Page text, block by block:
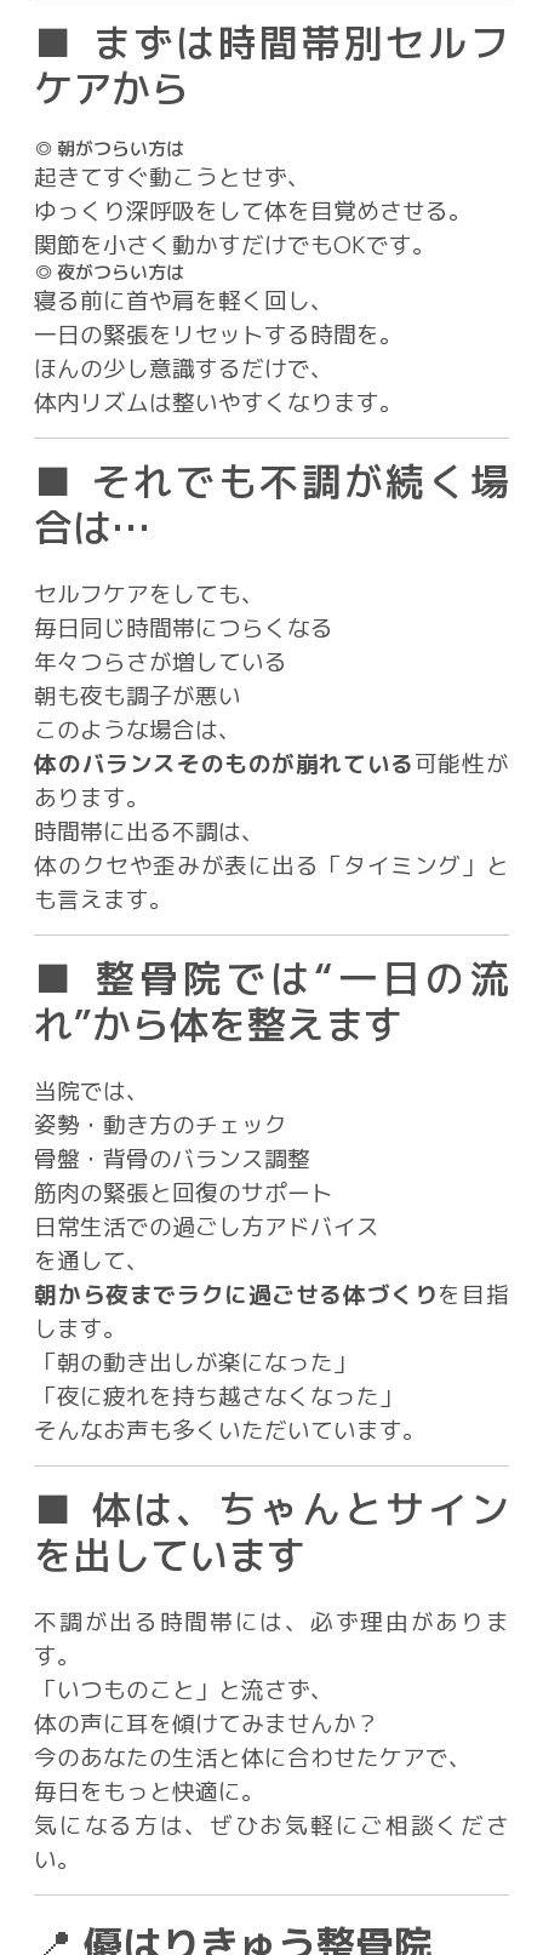
■ まずは時間帯別セルフ
ケアから
◎ 朝がつらい方は
起きてすぐ動こうとせず、
ゆっくり深呼吸をして体を目覚めさせる。
関節を小さく動かすだけでもOKです。
◎ 夜がつらい方は
寝る前に首や肩を軽く回し、
一日の緊張をリセットする時間を。
ほんの少し意識するだけで、
体内リズムは整いやすくなります。
■ それでも不調が続く場
合は…
セルフケアをしても、
毎日同じ時間帯につらくなる
年々つらさが増している
朝も夜も調子が悪い
このような場合は、
体のバランスそのものが崩れている可能性が
あります。
時間帯に出る不調は、
体のクセや歪みが表に出る「タイミング」と
も言えます。
■ 整骨院では“一日の流
れ”から体を整えます
当院では、
姿勢・動き方のチェック
骨盤・背骨のバランス調整
筋肉の緊張と回復のサポート
日常生活での過ごし方アドバイス
を通して、
朝から夜までラクに過ごせる体づくりを目指
します。
「朝の動き出しが楽になった」
「夜に疲れを持ち越さなくなった」
そんなお声も多くいただいています。
■ 体は、ちゃんとサイン
を出しています
不調が出る時間帯には、必ず理由がありま
す。
「いつものこと」と流さず、
体の声に耳を傾けてみませんか？
今のあなたの生活と体に合わせたケアで、
毎日をもっと快適に。
気になる方は、ぜひお気軽にご相談くださ
い。
📍優はりきゅう整骨院